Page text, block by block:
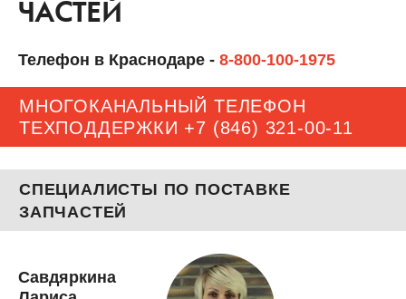
ЧАСТЕЙ
Телефон в Краснодаре - 8-800-100-1975
МНОГОКАНАЛЬНЫЙ ТЕЛЕФОН
ТЕХПОДДЕРЖКИ +7 (846) 321-00-11
СПЕЦИАЛИСТЫ ПО ПОСТАВКЕ
ЗАПЧАСТЕЙ
Савдяркина